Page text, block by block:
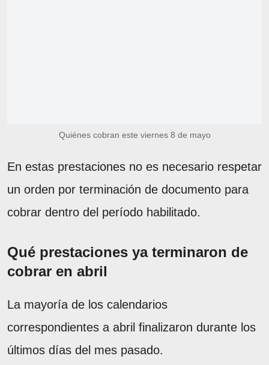
Quiénes cobran este viernes 8 de mayo
En estas prestaciones no es necesario respetar
un orden por terminación de documento para
cobrar dentro del período habilitado.
Qué prestaciones ya terminaron de
cobrar en abril
La mayoría de los calendarios
correspondientes a abril finalizaron durante los
últimos días del mes pasado.